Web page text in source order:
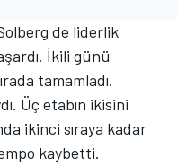
de liderlik
İkili günü
tamamladı.
Üç etabın ikisini
ikinci sıraya kadar
kaybetti.